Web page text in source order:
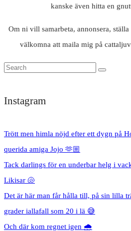
kanske även hitta en
Om ni vill samarbeta, annonsera,
välkomna att maila mig på
Instagram
Trött men himla nöjd efter ett dygn på
querida amiga Jojo 🫶🏼
Tack darlings för en underbar helg i
Likisar 🐚
Det är här man får hålla till, på sin lilla
grader iallafall som 20 i lä 😅
Och där kom regnet igen 🌧️